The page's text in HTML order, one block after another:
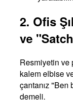
2. Ofis
ve
Resmiyetin ve
kalem elbise
çantanız "Ben
demeli.